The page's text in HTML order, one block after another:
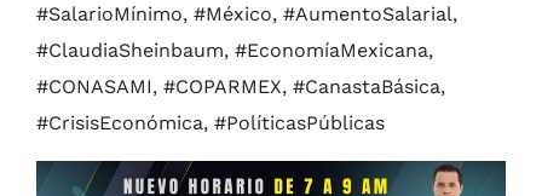
#SalarioMínimo, #México, #AumentoSalarial,
#ClaudiaSheinbaum, #EconomíaMexicana,
#CONASAMI, #COPARMEX, #CanastaBásica,
#CrisisEconómica, #PolíticasPúblicas